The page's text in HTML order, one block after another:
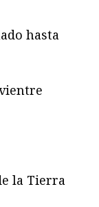
hasta
la Tierra